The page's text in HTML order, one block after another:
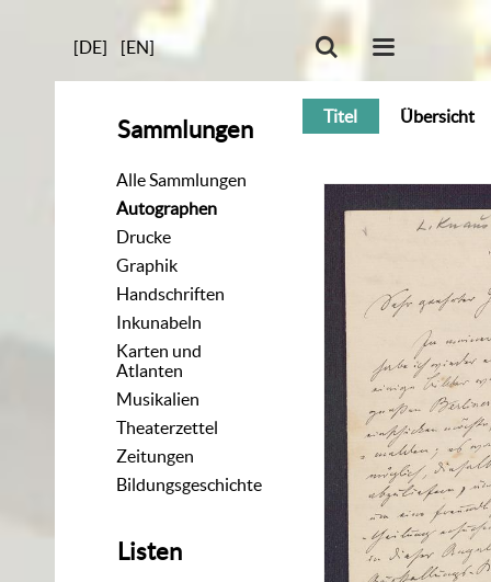
[DE] [EN]
Sammlungen
Alle Sammlungen
Autographen
Drucke
Graphik
Handschriften
Inkunabeln
Karten und
Atlanten
Musikalien
Theaterzettel
Zeitungen
Bildungsgeschichte
Listen
Titel Übersicht